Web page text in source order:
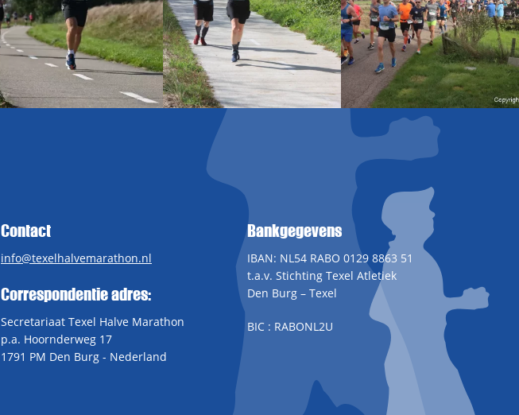
Contact
info@texelhalvemarathon.nl
Correspondentie adres:
Secretariaat Texel Halve Marathon
p.a. Hoornderweg 17
1791 PM Den Burg - Nederland
Bankgegevens
IBAN: NL54 RABO 0129 8863 51
t.a.v. Stichting Texel Atletiek
Den Burg – Texel
BIC : RABONL2U